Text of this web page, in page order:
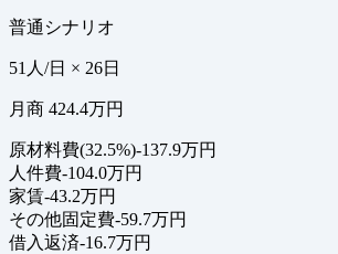
普通シナリオ
51人/日 × 26日
月商 424.4万円
原材料費(32.5%)-137.9万円
人件費-104.0万円
家賃-43.2万円
その他固定費-59.7万円
借入返済-16.7万円